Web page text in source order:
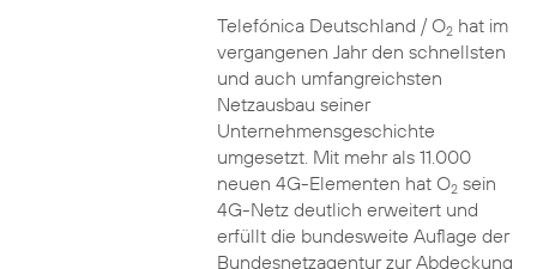
Telefónica Deutschland / O2hat im
vergangenen Jahr den schnellsten
und auch umfangreichsten
Netzausbau seiner
Unternehmensgeschichte
umgesetzt. Mit mehr als 11.000
neuen 4G-Elementen hat O2sein
4G-Netz deutlich erweitert und
erfüllt die bundesweite Auflage der
Bundesnetzagentur zur Abdeckung